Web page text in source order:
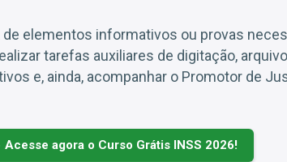
elementos informativos ou provas
tarefas auxiliares de digitação,
e, ainda, acompanhar o Promotor de
Acesse agora o Curso Grátis INSS 2026!